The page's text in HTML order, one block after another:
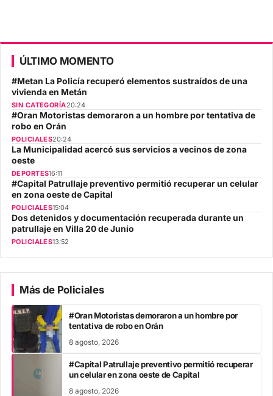
ÚLTIMO MOMENTO
#Metan La Policía recuperó elementos sustraídos de una
vivienda en Metán
SIN CATEGORÍA20:24
#Oran Motoristas demoraron a un hombre por tentativa de
robo en Orán
POLICIALES20:24
La Municipalidad acercó sus servicios a vecinos de zona
oeste
DEPORTES16:11
#Capital Patrullaje preventivo permitió recuperar un celular
en zona oeste de Capital
POLICIALES15:04
Dos detenidos y documentación recuperada durante un
patrullaje en Villa 20 de Junio
POLICIALES13:52
Más de Policiales
#Oran Motoristas demoraron a un hombre por
tentativa de robo en Orán
8 agosto, 2026
#Capital Patrullaje preventivo permitió recuperar
un celular en zona oeste de Capital
8 agosto, 2026